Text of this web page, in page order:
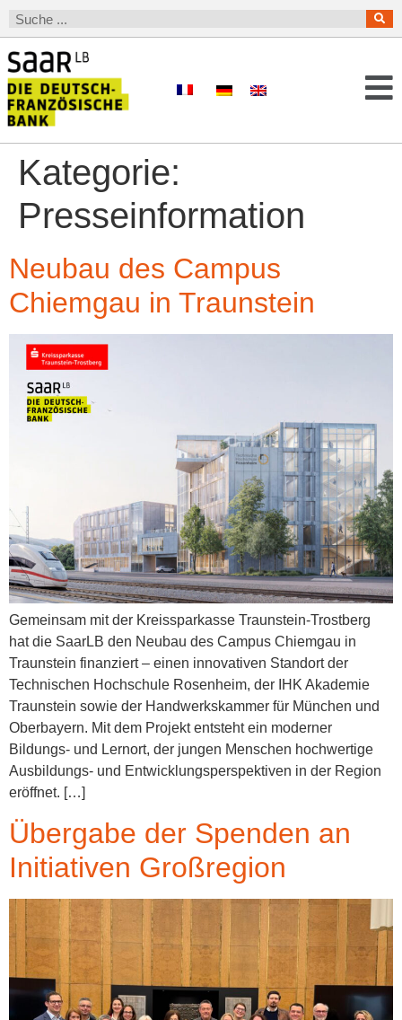
Kategorie:
Presseinformation
Neubau des Campus
Chiemgau in Traunstein
Gemeinsam mit der Kreissparkasse Traunstein-Trostberg
hat die SaarLB den Neubau des Campus Chiemgau in
Traunstein finanziert – einen innovativen Standort der
Technischen Hochschule Rosenheim, der IHK Akademie
Traunstein sowie der Handwerkskammer für München und
Oberbayern. Mit dem Projekt entsteht ein moderner
Bildungs- und Lernort, der jungen Menschen hochwertige
Ausbildungs- und Entwicklungsperspektiven in der Region
eröffnet. […]
Übergabe der Spenden an
Initiativen Großregion